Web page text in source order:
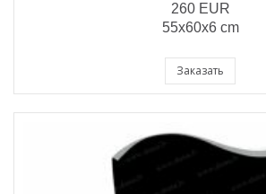
260 EUR
55x60x6 cm
Заказать